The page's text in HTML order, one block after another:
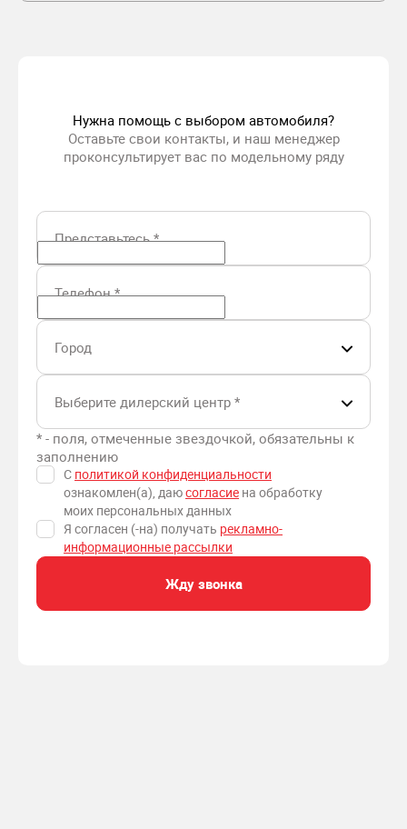
Нужна помощь с выбором автомобиля?
Оставьте свои контакты, и наш менеджер
проконсультирует вас по модельному ряду
Представьтесь*
Телефон*
Город
Выберите дилерский центр *
* - поля, отмеченные звездочкой, обязательны к
заполнению
С политикой конфиденциальности
ознакомлен(а), даюсогласие
моих персональных данных
Я согласен (-на) получать рекламно-
информационные рассылки
Жду звонка